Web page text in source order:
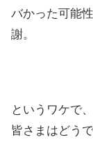
バかった可能
謝。
というワケで
皆さまはどう